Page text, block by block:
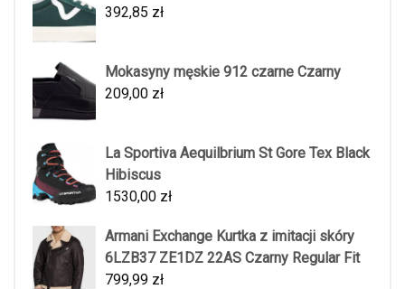
392,85 zł
Mokasyny męskie 912 czarne Czarny
209,00 zł
La Sportiva Aequilbrium St Gore Tex Black
Hibiscus
1530,00 zł
Armani Exchange Kurtka z imitacji skóry
6LZB37 ZE1DZ 22AS Czarny Regular Fit
799,99 zł